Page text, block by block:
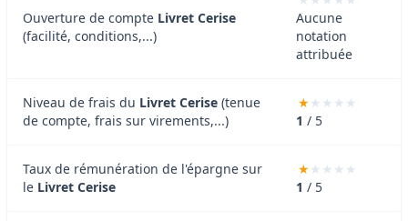
Ouverture de compte Livret Cerise
(facilité, conditions,...)
Aucune
notation
attribuée
Niveau de frais du Livret Cerise (tenue
de compte, frais sur virements,...)
1 / 5
Taux de rémunération de l'épargne sur
le Livret Cerise 1 / 5